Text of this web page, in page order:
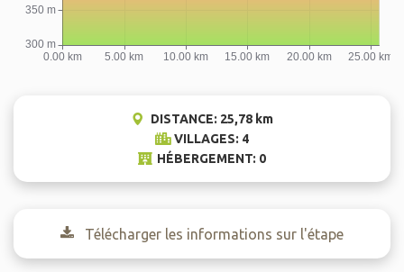
DISTANCE: 25,78 km
VILLAGES: 4
HÉBERGEMENT: 0
Télécharger les informations sur l'étape